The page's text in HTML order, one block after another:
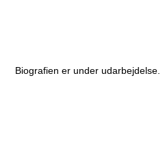
Biografien er under udarbejdelse.